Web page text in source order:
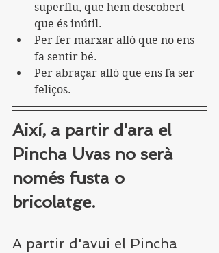
superflu, que hem descobert
que és inútil.
Per fer marxar allò que no ens
fa sentir bé.
Per abraçar allò que ens fa ser
feliços.
Així, a partir d'ara el
Pincha Uvas no serà
només fusta o
bricolatge.
A partir d'avui el Pincha